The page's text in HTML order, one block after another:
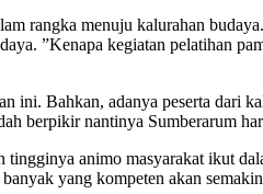
rangka menuju kalurahan
”Kenapa kegiatan pelatihan
Bahkan, adanya peserta dari
berpikir nantinya Sumberarum
animo masyarakat ikut
yang kompeten akan